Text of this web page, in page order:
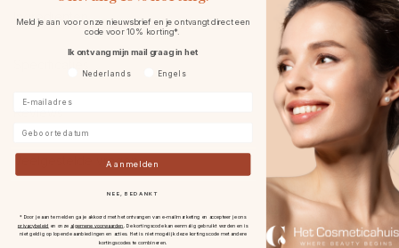
Ingrediënten
Veelgestelde vragen
Meld je aan voor onze nieuwsbrief en je ontvangt direct een
code voor 10% korting*.
Ik ontvang mijn mail graag in het
Voorkeurtaal
Nederlands Engels
Aanmelden
NEE, BEDANKT
* Door je aan te melden ga je akkoord met het ontvangen van e-mailmarketing en accepteer je ons
privacybeleid en onze algemene voorwaarden .De kortingscode kan eenmalig gebruikt worden en is
niet geldig op lopende aanbiedingen en acties. Het is niet mogelijk deze kortingscode met andere
kortingscodes te combineren.